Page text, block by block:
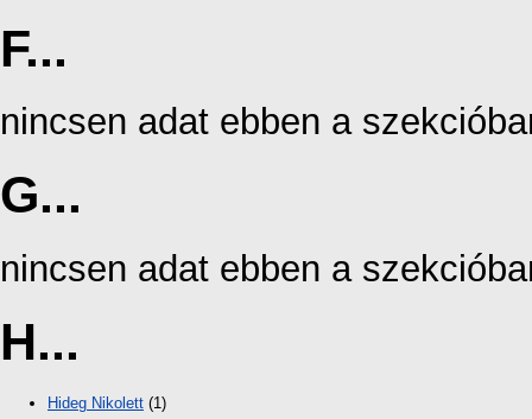
F...
nincsen adat ebben a
G...
nincsen adat ebben a
H...
Hideg Nikolett (1)